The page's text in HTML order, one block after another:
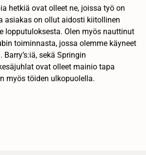
hetkiä ovat olleet ne, joissa työ on
asiakas on ollut aidosti kiitollinen
lopputuloksesta. Olen myös nauttinut
toiminnasta, jossa olemme käyneet
sekä Springin
ovat olleet mainio tapa
myös töiden ulkopuolella.